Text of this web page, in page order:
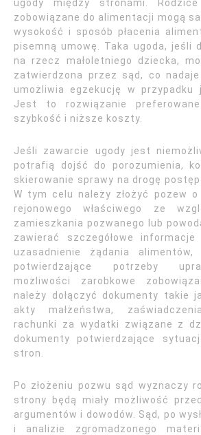
ugody między stronami.
zobowiązane do alimentacji mogą
wysokość i sposób płacenia
pisemną umowę. Taka ugoda, jeśli
na rzecz małoletniego dziecka,
zatwierdzona przez sąd, co
umożliwia egzekucję w przypadku
Jest to rozwiązanie
szybkość i niższe koszty.
Jeśli zawarcie ugody jest
potrafią dojść do porozumienia,
skierowanie sprawy na drogę
W tym celu należy złożyć pozew
rejonowego właściwego ze
zamieszkania pozwanego lub
zawierać szczegółowe
uzasadnienie żądania
potwierdzające potrzeby
możliwości zarobkowe
należy dołączyć dokumenty takie
akty małżeństwa,
rachunki za wydatki związane z
dokumenty potwierdzające
stron.
Po złożeniu pozwu sąd wyznaczy
strony będą miały możliwość
argumentów i dowodów. Sąd, po
i analizie zgromadzonego